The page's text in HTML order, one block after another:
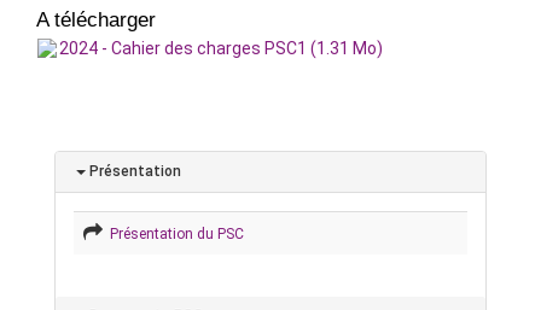
A télécharger
2024 - Cahier des charges PSC1 (1.31 Mo)
Présentation
Présentation du PSC